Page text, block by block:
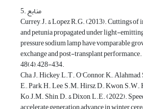
5. منابع
Currey, J., & Lopez R.G. (2013). Cuttings
and petunia propagated under light-
pressure sodium lamp have vomparable
exchange and post-transplant
48(4), 428-434.
Cha, J., Hickey, L.T., O’Connor, K.,
E., Park, H., Lee, S.M., Hirsz, D., Kwon,
Ko, J.M., Shin, D., & Dixon, L.E. (2022).